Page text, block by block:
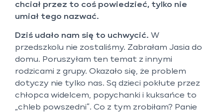
chciał przez to coś powiedzieć, tylko nie
umiał tego nazwać.
Dziś udało nam się to uchwycić. W
przedszkolu nie zostaliśmy. Zabrałam Jasia do
domu. Poruszyłam ten temat z innymi
rodzicami z grupy. Okazało się, że problem
dotyczy nie tylko nas. Są dzieci pokłute przez
chłopca widelcem, popychanki i kuksańce to
„chleb powszedni”. Co z tym zrobiłam? Panie